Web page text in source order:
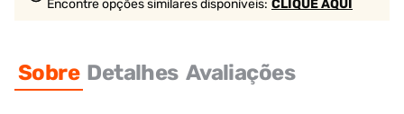
Encontre opções similaresdisponíveis: CLIQUE AQUI
Sobre Detalhes Avaliações